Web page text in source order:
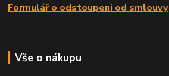
Formulář o odstoupení od smlouvy
Vše o nákupu